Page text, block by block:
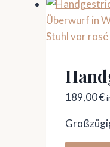
189,00€